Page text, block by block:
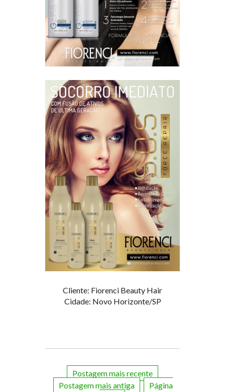
Cliente: Fiorenci Beauty Hair
Cidade: Novo Horizonte/SP
Postagem mais recente
Postagem mais antiga
Página